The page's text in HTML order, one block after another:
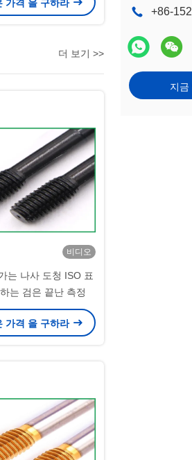
+86-
지금
가격 을 구하라
더 보기 >>
비디오
는 나사 도청 ISO 표
는 검은 끝난 측정
가격 을 구하라